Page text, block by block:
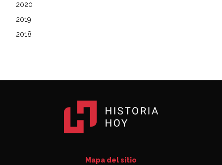
2020
2019
2018
Mapa del sitio